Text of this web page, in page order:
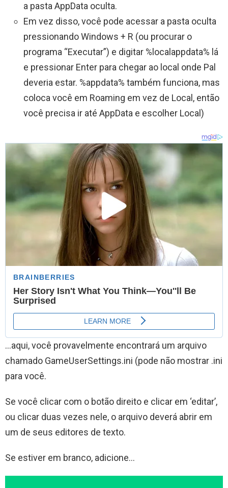
a pasta AppData oculta.
Em vez disso, você pode acessar a pasta oculta
pressionando Windows + R (ou procurar o
programa “Executar”) e digitar %localappdata% lá
e pressionar Enter para chegar ao local onde Pal
deveria estar. %appdata% também funciona, mas
coloca você em Roaming em vez de Local, então
você precisa ir até AppData e escolher Local)
…aqui, você provavelmente encontrará um arquivo
chamado GameUserSettings.ini (pode não mostrar .ini
para você.
Se você clicar com o botão direito e clicar em ‘editar’,
ou clicar duas vezes nele, o arquivo deverá abrir em
um de seus editores de texto.
Se estiver em branco, adicione…